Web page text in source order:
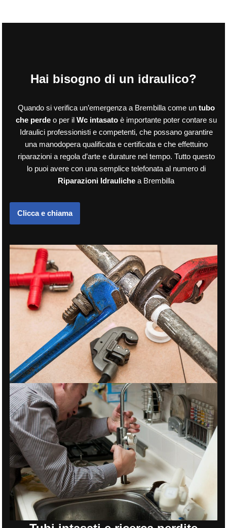
Hai bisogno di un idraulico?
Quando si verifica un’emergenza a Brembilla come un tubo
che perdeo per il Wc intasatoè importante poter contare su
Idraulici professionisti e competenti, che possano garantire
una manodopera qualificata e certificata e che effettuino
riparazioni a regola d’arte e durature nel tempo. Tutto questo
lo puoi avere con una semplice telefonata al numero di
Riparazioni Idrauliche a Brembilla
Clicca e chiama